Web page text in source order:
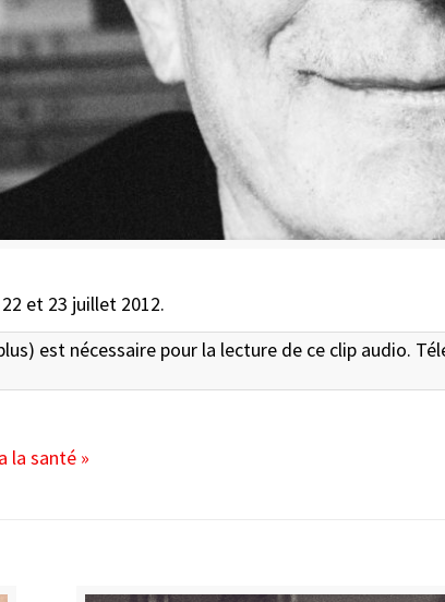
et 23 juillet 2012.
est nécessaire pour la lecture de ce clip audio.
la santé »